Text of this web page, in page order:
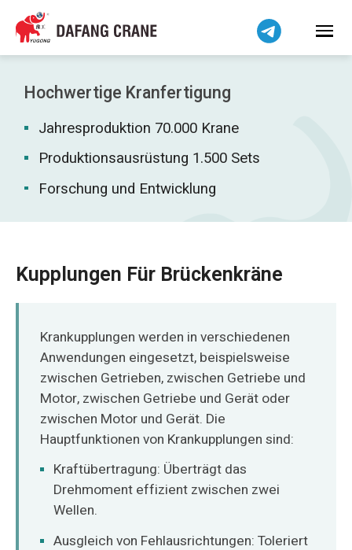
Hochwertige Kranfertigung
Jahresproduktion 70.000 Krane
Produktionsausrüstung 1.500 Sets
Forschung und Entwicklung
Kupplungen Für Brückenkräne
Krankupplungen werden in verschiedenen
Anwendungen eingesetzt, beispielsweise
zwischen Getrieben, zwischen Getriebe und
Motor, zwischen Getriebe und Gerät oder
zwischen Motor und Gerät. Die
Hauptfunktionen von Krankupplungen sind:
Kraftübertragung: Überträgt das
Drehmoment effizient zwischen zwei
Wellen.
Ausgleich von Fehlausrichtungen: Toleriert
Bahasa Indonesia
Bahasa Melayu
Tiếng Việt
简体中文
فارسی
Pilipino
اردو
Kiswahili
Dansk
Norsk
O‘zbekcha